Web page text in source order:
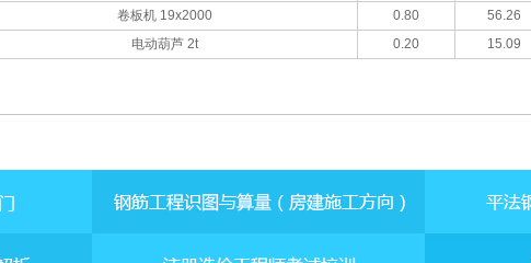
卷板机 19x2000 0.80 56.26
电动葫芦 2t 0.20 15.09